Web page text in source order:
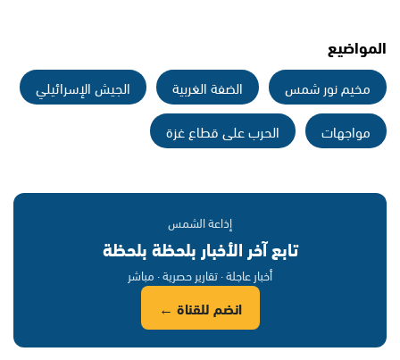
المواضيع
مخيم نور شمس الضفة الغربية
الجيش الإسرائيلي
مواجهات
الحرب على قطاع غزة
إذاعة الشمس
تابع آخر الأخبار بلحظة بلحظة
أخبار عاجلة · تقارير حصرية · مباشر
انضم للقناة ←